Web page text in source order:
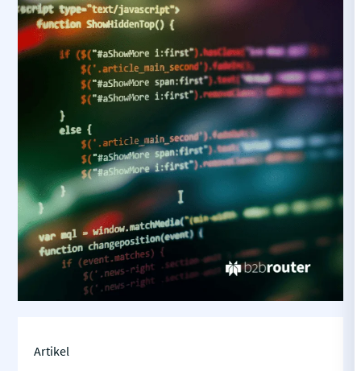
Artikel